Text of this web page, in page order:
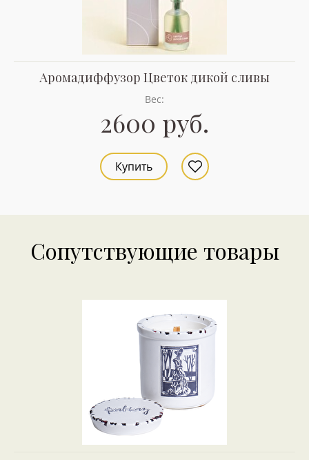
Аромадиффузор Цветок дикой сливы
Вес:
2600 руб.
Купить
Сопутствующие товары